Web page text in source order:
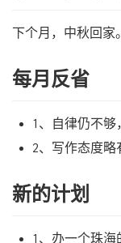
下个月，中秋回家。
每月反省
1、自律仍不够
2、写作态度略
新的计划
1、办一个珠海